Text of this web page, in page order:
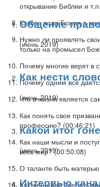
открывание Библии и
Какова воля Божия о
Нужно ли проявлять
только на промысел
Почему многие верят в
Почему одним всё
Что в жизни является
Как понять свое
профессию? (00:46:21)
Как наши мысли и
весь мир? (00:50:08)
О таланте быть
Как женщине уделять
Общение
(июнь 2019)
Как нести
(июнь 2019)
Какой итог
(июнь 2019)
Интервью